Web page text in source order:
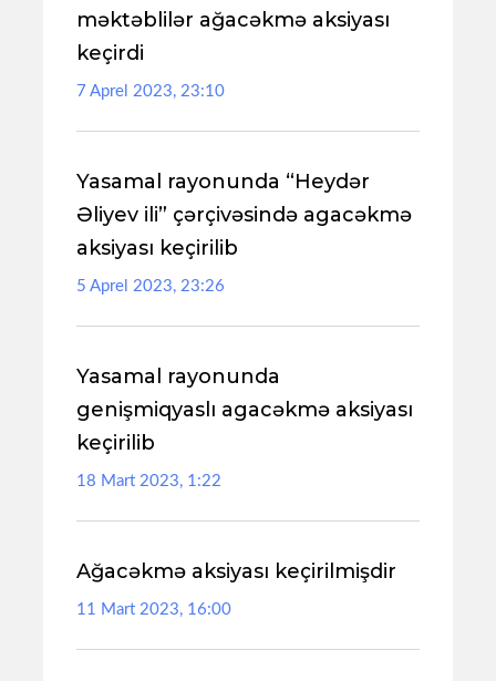
məktəblilər ağacəkmə aksiyası
keçirdi
7 Aprel 2023, 23:10
Yasamal rayonunda “Heydər
Əliyev ili” çərçivəsində agacəkmə
aksiyası keçirilib
5 Aprel 2023, 23:26
Yasamal rayonunda
genişmiqyaslı agacəkmə aksiyası
keçirilib
18 Mart 2023, 1:22
Ağacəkmə aksiyası keçirilmişdir
11 Mart 2023, 16:00